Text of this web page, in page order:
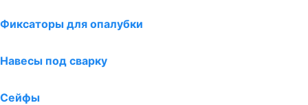
Фиксаторы для опалубки
Навесы под сварку
Сейфы